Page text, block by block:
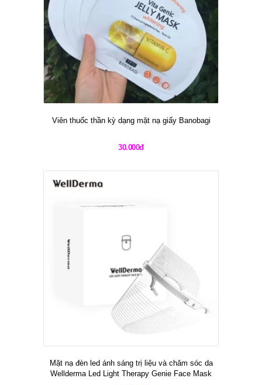
Viên thuốc thần kỳ dạng mặt nạ giấy Banobagi
30.000đ
Mặt nạ đèn led ánh sáng trị liệu và chăm sóc da
Wellderma Led Light Therapy Genie Face Mask